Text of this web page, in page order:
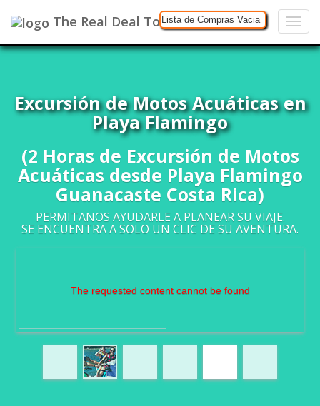
The Real Deal ToursLista de Compras Vacia
Excursión de Motos Acuáticas en
Playa Flamingo
(2 Horas de Excursión de Motos
Acuáticas desde Playa Flamingo
Guanacaste Costa Rica)
PERMITANOS AYUDARLE A PLANEAR SU VIAJE.
SE ENCUENTRA A SOLO UN CLIC DE SU AVENTURA.
The requested content cannot be found